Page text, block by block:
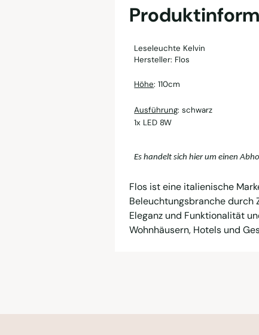
Leseleuchte Kelvin
Hersteller: Flos
Höhe: 110cm
Ausführung: schwarz
1x LED 8W
Es handelt sich hier um einen
Flos ist eine italienische
Beleuchtungsbranche durch
Eleganz und Funktionalität
Wohnhäusern, Hotels und